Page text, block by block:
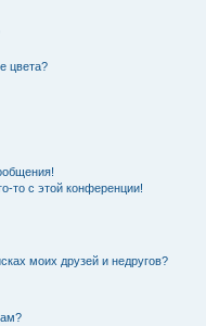
цвета?
то с этой конференции!
моих друзей и недругов?